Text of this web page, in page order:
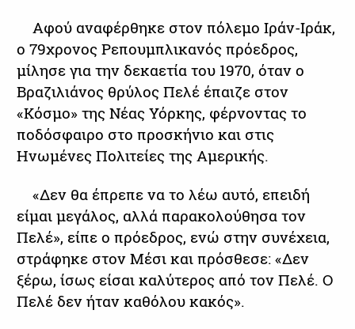
Αφού αναφέρθηκε στον πόλεμο Ιράν-Ιράκ,
ο 79χρονος Ρεπουμπλικανός πρόεδρος,
μίλησε για την δεκαετία του 1970, όταν ο
Βραζιλιάνος θρύλος Πελέ έπαιζε στον
«Κόσμο» της Νέας Υόρκης, φέρνοντας το
ποδόσφαιρο στο προσκήνιο και στις
Ηνωμένες Πολιτείες της Αμερικής.
«Δεν θα έπρεπε να το λέω αυτό, επειδή
είμαι μεγάλος, αλλά παρακολούθησα τον
Πελέ», είπε ο πρόεδρος, ενώ στην συνέχεια,
στράφηκε στον Μέσι και πρόσθεσε: «Δεν
ξέρω, ίσως είσαι καλύτερος από τον Πελέ. Ο
Πελέ δεν ήταν καθόλου κακός».